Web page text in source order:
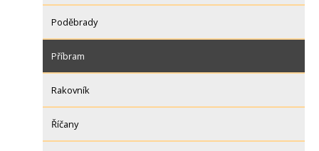
Poděbrady
Příbram
Rakovník
Říčany